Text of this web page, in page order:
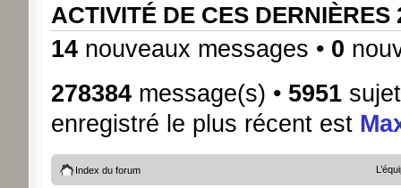
ACTIVITÉ DE CES DERNIÈRES
14nouveaux messages • 0
278384message(s) • 5951
enregistré le plus récent est
Index du forum